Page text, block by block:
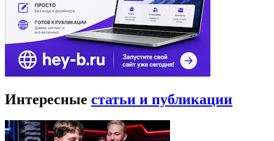
Интересные статьи и публикации